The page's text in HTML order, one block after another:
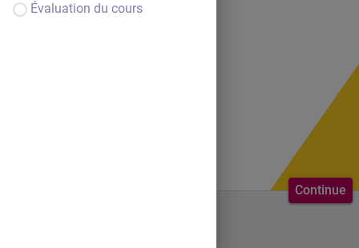
Évaluation du cours
Continue